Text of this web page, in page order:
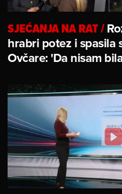
SJEĆANJA NA RAT/
hrabri potez i spasila
Ovčare: 'Da nisam